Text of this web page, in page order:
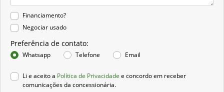
Financiamento?
Negociar usado
Preferência de contato:
Whatsapp Telefone Email
Li e aceito a Política de Privacidade e concordo em receber
comunicações da concessionária.